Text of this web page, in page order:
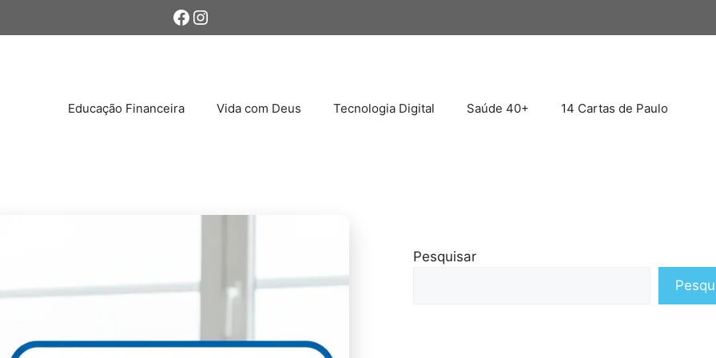
Facebook
Instagram
Educação Financeira Vida com Deus Tecnologia Digital Saúde 40+ 14 Cartas de Paulo
Pesquisar